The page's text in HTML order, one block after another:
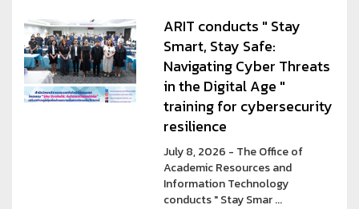
ARIT conducts " Stay
Smart, Stay Safe:
Navigating Cyber Threats
in the Digital Age "
training for cybersecurity
resilience
July 8, 2026 - The Office of
Academic Resources and
Information Technology
conducts " Stay Smar ...